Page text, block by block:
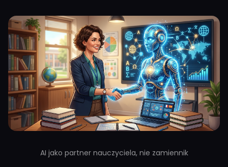
AI jako partner nauczyciela, nie zamiennik